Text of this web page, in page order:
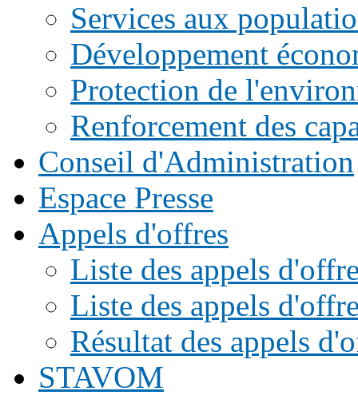
Services aux
Développement
Protection de
Renforcement des
Conseil d'Administration
Espace Presse
Appels d'offres
Liste des appels
Liste des appels
Résultat des appels
STAVOM